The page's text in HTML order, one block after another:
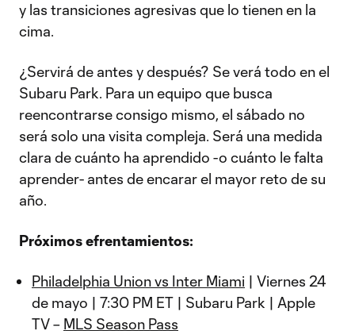
y las transiciones agresivas que lo tienen en la
cima.
¿Servirá de antes y después? Se verá todo en el
Subaru Park. Para un equipo que busca
reencontrarse consigo mismo, el sábado no
será solo una visita compleja. Será una medida
clara de cuánto ha aprendido -o cuánto le falta
aprender- antes de encarar el mayor reto de su
año.
Próximos efrentamientos:
Philadelphia Union vs Inter Miami | Viernes 24
de mayo | 7:30 PM ET | Subaru Park | Apple
TV – MLS Season Pass